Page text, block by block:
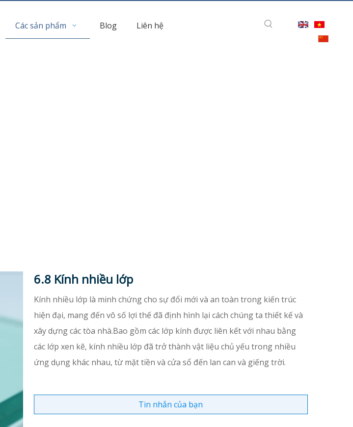
Các sản phẩm Blog Liên hệ
6.8 Kính nhiều lớp
Kính nhiều lớp là minh chứng cho sự đổi mới và an toàn trong kiến ​​trúc
hiện đại, mang đến vô số lợi thế đã định hình lại cách chúng ta thiết kế và
xây dựng các tòa nhà.Bao gồm các lớp kính được liên kết với nhau bằng
các lớp xen kẽ, kính nhiều lớp đã trở thành vật liệu chủ yếu trong nhiều
ứng dụng khác nhau, từ mặt tiền và cửa sổ đến lan can và giếng trời.
Tin nhắn của bạn